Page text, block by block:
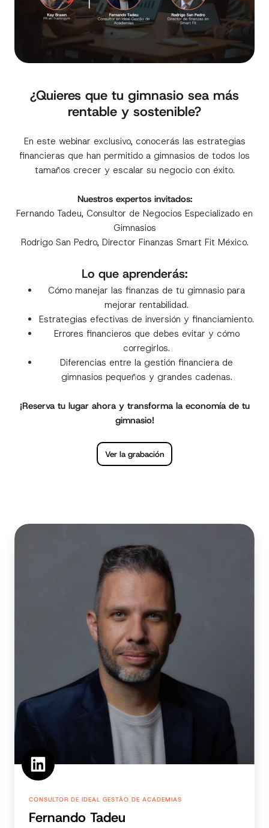
¿Quieres que tu gimnasio sea más
rentable y sostenible?
En este webinar exclusivo, conocerás las estrategias
financieras que han permitido a gimnasios de todos los
tamaños crecer y escalar su negocio con éxito.
Nuestros expertos invitados:
Fernando Tadeu, Consultor de Negocios Especializado en
Gimnasios
Rodrigo San Pedro, Director Finanzas Smart Fit México.
Lo que aprenderás:
Cómo manejar las finanzas de tu gimnasio para
mejorar rentabilidad.
Estrategias efectivas de inversión y financiamiento.
Errores financieros que debes evitar y cómo
corregirlos.
Diferencias entre la gestión financiera de
gimnasios pequeños y grandes cadenas.
¡Reserva tu lugar ahora y transforma la economía de tu
gimnasio!
Ver la grabación
Fernando
CONSULTOR DE IDEAL GESTÃO DE ACADEMIAS
Fernando Tadeu